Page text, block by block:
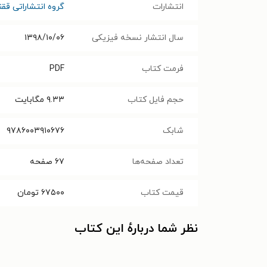
انتشارات گروه انتشاراتی
سال انتشار نسخه فیزیکی ۱۳۹۸/۱۰/۰۶
فرمت کتاب PDF
حجم فایل کتاب ۹.۳۳ مگابایت
شابک ۹۷۸۶۰۰۳۹۱۰۶۷۶
تعداد صفحه‌ها ۶۷ صفحه
قیمت کتاب ۶۷۵۰۰ تومان
نظر شما دربارهٔ این کتاب